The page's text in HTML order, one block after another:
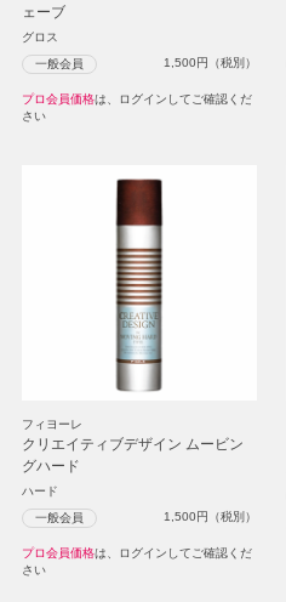
ェーブ
グロス
一般会員 1,500円（税別）
プロ会員価格は、ログインしてご確認くだ
さい
フィヨーレ
クリエイティブデザイン ムービン
グハード
ハード
一般会員 1,500円（税別）
プロ会員価格は、ログインしてご確認くだ
さい